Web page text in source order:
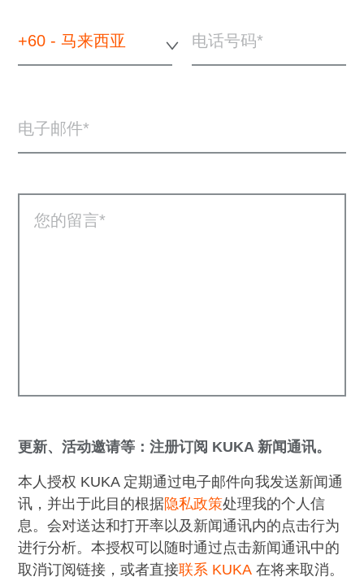
+60 - 马来西亚 电话号码
电子邮件
您的留言
更新、活动邀请等：注册订阅 KUKA 新闻通讯。
本人授权 KUKA 定期通过电子邮件向我发送新闻通
讯，并出于此目的根据隐私政策处理我的个人信
息。会对送达和打开率以及新闻通讯内的点击行为
进行分析。本授权可以随时通过点击新闻通讯中的
取消订阅链接，或者直接联系 KUKA 在将来取消。